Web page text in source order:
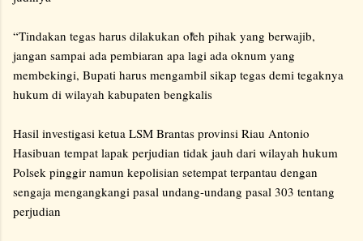
“Tindakan tegas harus dilakukan oleh pihak yang berwajib,
jangan sampai ada pembiaran apa lagi ada oknum yang
membekingi, Bupati harus mengambil sikap tegas demi tegaknya
hukum di wilayah kabupaten bengkalis
Hasil investigasi ketua LSM Brantas provinsi Riau Antonio
Hasibuan tempat lapak perjudian tidak jauh dari wilayah hukum
Polsek pinggir namun kepolisian setempat terpantau dengan
sengaja mengangkangi pasal undang-undang pasal 303 tentang
perjudian